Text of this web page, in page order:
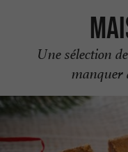
Une sélection
manquer